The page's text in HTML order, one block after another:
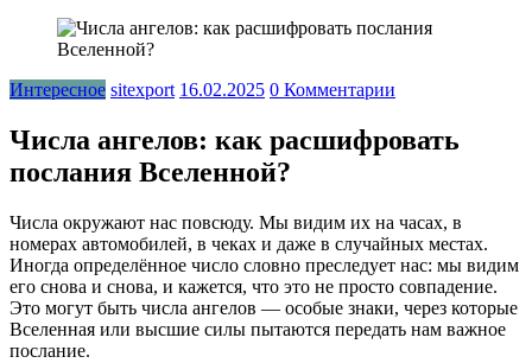
Интересное sitexport 16.02.2025 0 Комментарии
Числа ангелов: как расшифровать
послания Вселенной?
Числа окружают нас повсюду. Мы видим их на часах, в
номерах автомобилей, в чеках и даже в случайных местах.
Иногда определённое число словно преследует нас: мы видим
его снова и снова, и кажется, что это не просто совпадение.
Это могут быть числа ангелов — особые знаки, через которые
Вселенная или высшие силы пытаются передать нам важное
послание.